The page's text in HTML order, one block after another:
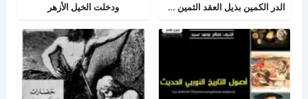
الدر الكمين بذيل العقد الثمين في تاريخ البلد الأمين ودخلت الخيل الأزهر